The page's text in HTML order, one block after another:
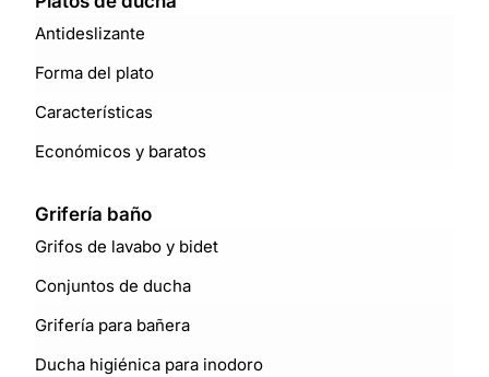
Antideslizante
Forma del plato
Características
Económicos y baratos
Grifería baño
Grifos de lavabo y bidet
Conjuntos de ducha
Grifería para bañera
Ducha higiénica para inodoro